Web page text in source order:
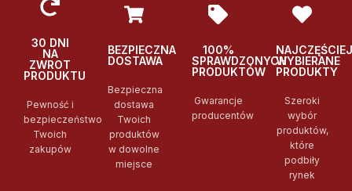
30 DNI
NA
ZWROT
PRODUKTU
Pewność i
bezpieczeństwo
Twoich
zakupów
BEZPIECZNA
DOSTAWA
Bezpieczna
dostawa
Twoich
produktów
w dowolne
miejsce
100%
SPRAWDZONYCH
PRODUKTÓW
Gwarancje
producentów
NAJCZĘŚCIEJ
WYBIERANE
PRODUKTY
Szeroki
wybór
produktów,
które
podbiły
rynek